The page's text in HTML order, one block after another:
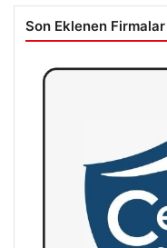
Son Eklenen Firmalar